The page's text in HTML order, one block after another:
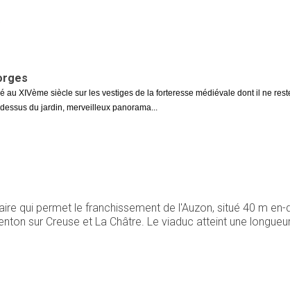
au XIVème siècle sur les vestiges de la forteresse médiévale dont il ne
du jardin, merveilleux panorama...
qui permet le franchissement de l'Auzon, situé 40 m
sur Creuse et La Châtre. Le viaduc atteint une